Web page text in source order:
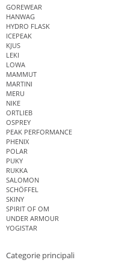
GOREWEAR
HANWAG
HYDRO FLASK
ICEPEAK
KJUS
LEKI
LOWA
MAMMUT
MARTINI
MERU
NIKE
ORTLIEB
OSPREY
PEAK PERFORMANCE
PHENIX
POLAR
PUKY
RUKKA
SALOMON
SCHÖFFEL
SKINY
SPIRIT OF OM
UNDER ARMOUR
YOGISTAR
Categorie principali